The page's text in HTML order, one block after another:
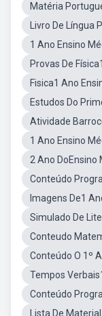
Matéria
Livro De
1 Ano Ensino
Provas De
Fisica1 Ano
Estudos Do
Atividade
1 Ano Ensino
2 Ano DoEnsino
Conteúdo
Imagens De1
Simulado De
Conteudo
Conteúdo O 1º
Tempos
Conteúdo
Lista De